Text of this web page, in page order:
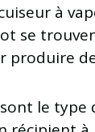
à
se
produire
le